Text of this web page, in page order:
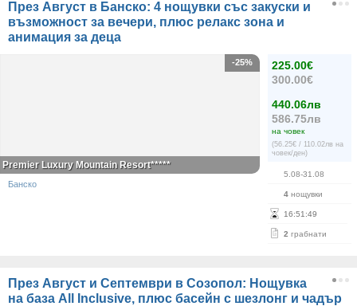
През Август в Банско: 4 нощувки със закуски и
възможност за вечери, плюс релакс зона и
анимация за деца
225.00€
300.00€
440.06лв
586.75лв
на човек
(56.25€ / 110.02лв на
човек/ден)
5.08-31.08
4 нощувки
16:51 :49
2 грабнати
-25%
Premier Luxury Mountain Resort*****
Банско
През Август и Септември в Созопол: Нощувка
на база All Inclusive, плюс басейн с шезлонг и чадър